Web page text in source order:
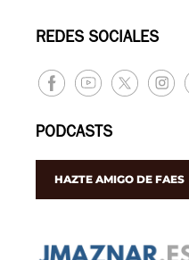
REDES SOCIALES
PODCASTS
HAZTE AMIGO DE FAES